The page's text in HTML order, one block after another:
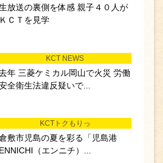
放送の裏側を体感 親子４０人が
ＫＣＴを見学
KCT NEWS
年 三菱ケミカル岡山で火災 労働
全衛生法違反疑いで...
KCTトクもりっ
敷市児島の夏を彩る「児島港
ENNICHI（エンニチ）...